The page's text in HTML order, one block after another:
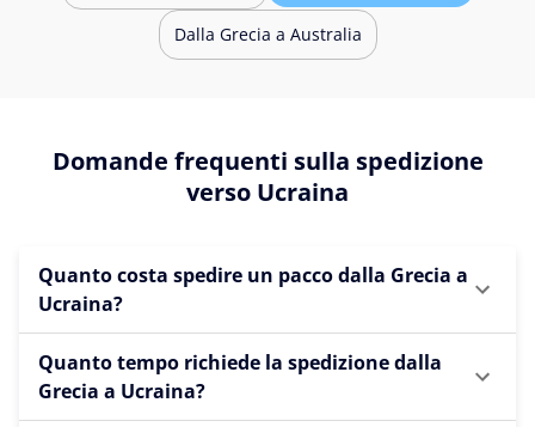
Dalla Grecia a Australia
Domande frequenti sulla spedizione
verso Ucraina
Quanto costa spedire un pacco dalla Grecia a
Ucraina?
Quanto tempo richiede la spedizione dalla
Grecia a Ucraina?